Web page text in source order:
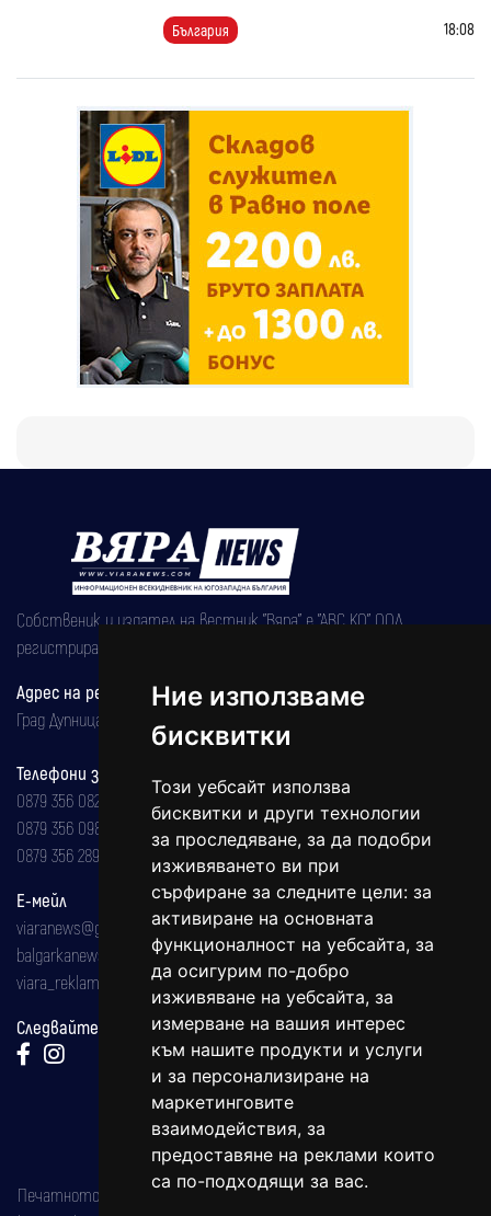
Ние използваме
бисквитки
Този уебсайт използва
бисквитки и други технологии
за проследяване, за да подобри
изживяването ви при
сърфиране за следните цели: за
активиране на основната
функционалност на уебсайта, за
да осигурим по-добро
изживяване на уебсайта, за
измерване на вашия интерес
към нашите продукти и услуги
и за персонализиране на
маркетинговите
взаимодействия, за
предоставяне на реклами които
са по-подходящи за вас.
България 18:08
Собственик и издател на вестник "Вяра" е "АВС КО" ООД,
регистрирана на 08.05.2002 година.
Адрес на редакцията
Град Дупница, ул.''Христо Ботев" 43
Телефони за реклама и абонаменти
0879 356 082
0879 356 098
0879 356 289
Е-мейл
viaranews@gmail.com
balgarkanews@gmail.com
viara_reklama@mail.bg
Следвайте ни:
Печатното издание на вестника е регистрирано в националния